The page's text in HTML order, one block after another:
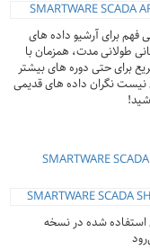
برای آرشیو داده های
طولانی مدت، همزمان با
برای حتی دوره های بیشتر
نیست نگران داده های قدیمی
SMARTWARE
شده در نسخه